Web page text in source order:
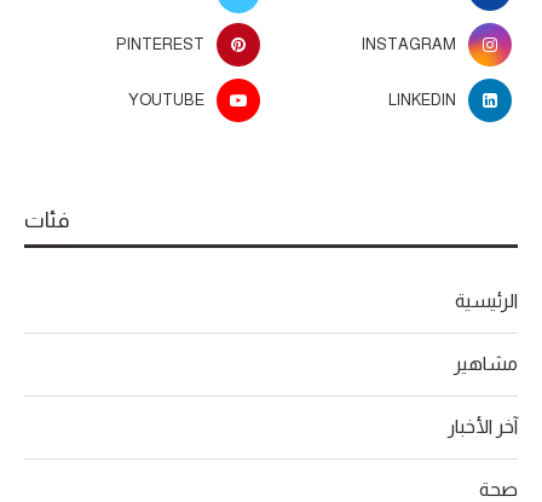
INSTAGRAM
PINTEREST
LINKEDIN
YOUTUBE
فئات
الرئيسية
مشاهير
آخر الأخبار
صحة